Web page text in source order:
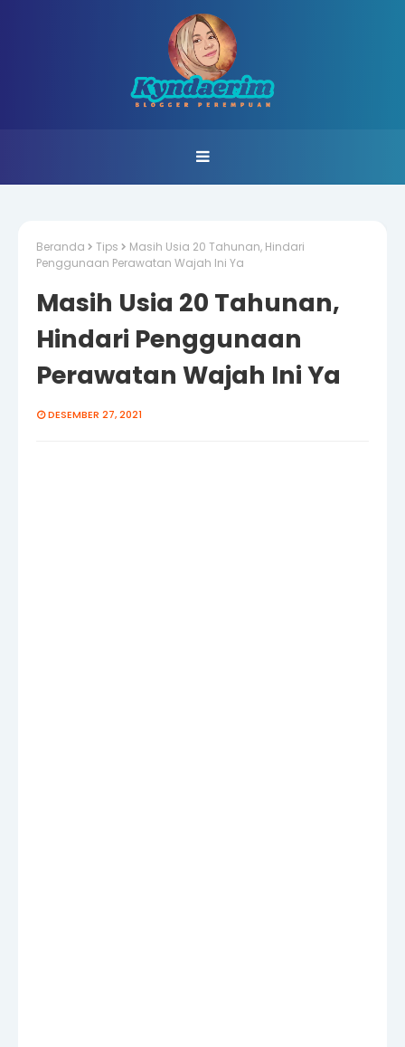
Beranda Tips
Masih Usia 20 Tahunan, Hindari
Penggunaan Perawatan Wajah Ini Ya
Masih Usia 20 Tahunan,
Hindari Penggunaan
Perawatan Wajah Ini Ya
DESEMBER 27, 2021